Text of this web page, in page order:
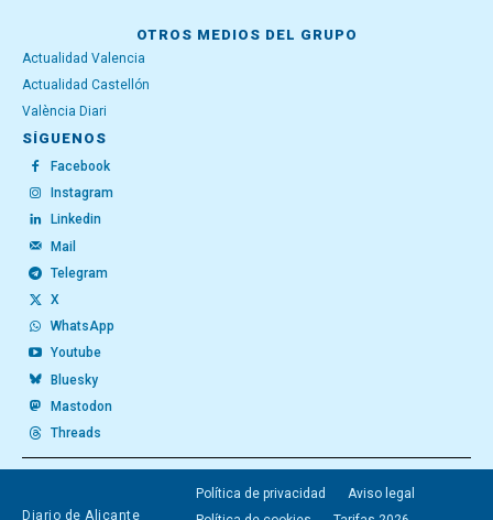
OTROS MEDIOS DEL GRUPO
Actualidad Valencia
Actualidad Castellón
València Diari
SÍGUENOS
Facebook
Instagram
Linkedin
Mail
Telegram
X
WhatsApp
Youtube
Bluesky
Mastodon
Threads
Diario de Alicante
Política de privacidad
Aviso legal